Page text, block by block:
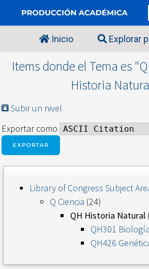
Inicio Explorar
Items donde el Tema es
Historia
Subir un nivel
Exportar como
Library of Congress Subject
Q Ciencia (24)
QH Historia Natural
QH301 Biología
QH426